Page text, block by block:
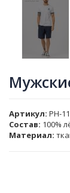
Артикул PH-
Состав: 100%
Материал: